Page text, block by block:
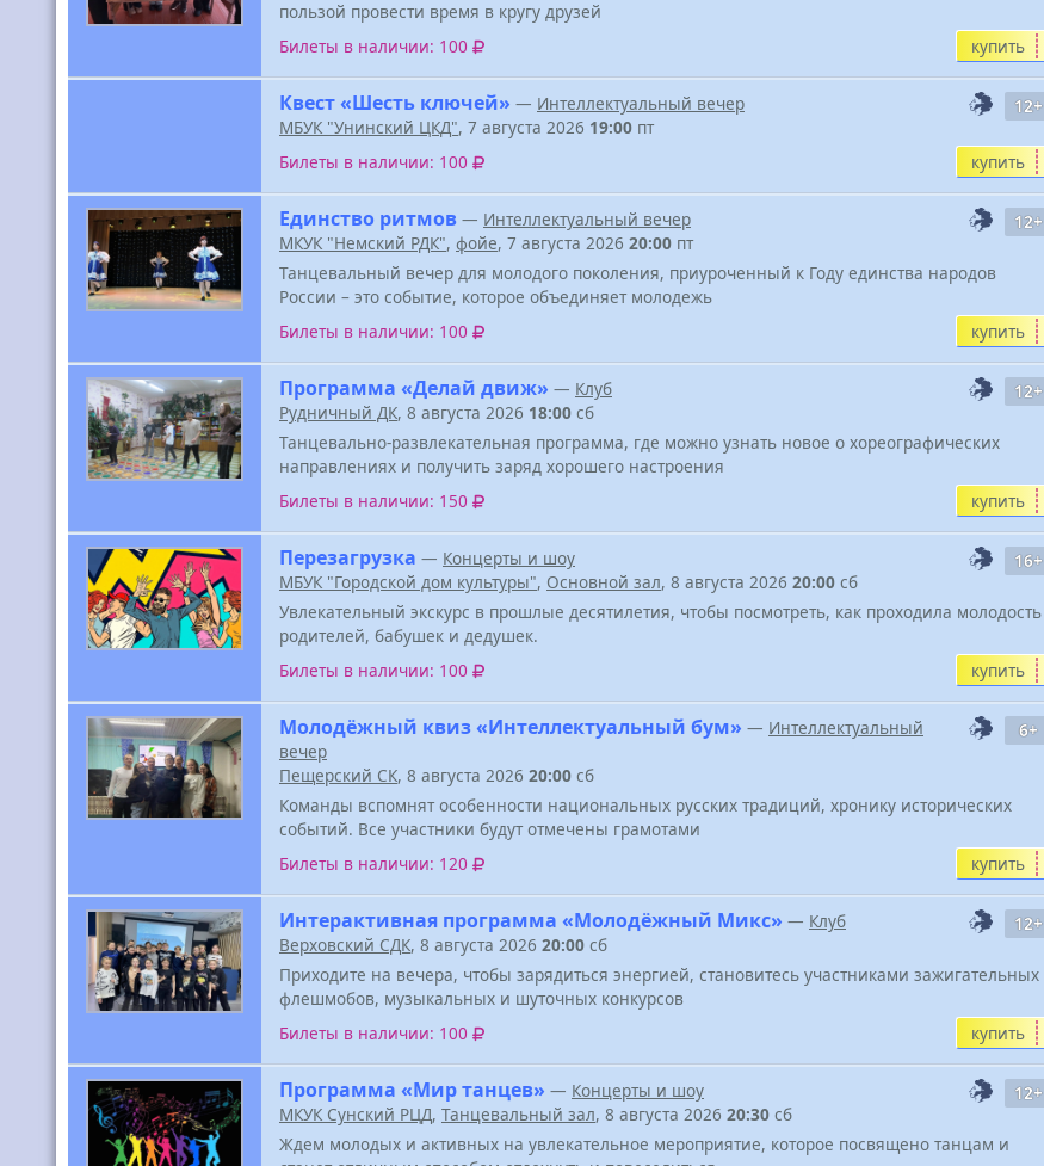
пользой провести время в кругу друзей
Билеты в наличии: 100
купить
12+
Квест «Шесть ключей» — Интеллектуальный вечер
МБУК "Унинский ЦКД", 7 августа 2026 19:00 пт
Билеты в наличии: 100
купить
12+
Единство ритмов — Интеллектуальный вечер
МКУК "Немский РДК", фойе, 7 августа 2026 20:00 пт
Танцевальный вечер для молодого поколения, приуроченный к Году единства народов
России – это событие, которое объединяет молодежь
Билеты в наличии: 100
купить
12+
Программа «Делай движ» — Клуб
Рудничный ДК, 8 августа 2026 18:00 сб
Танцевально-развлекательная программа, где можно узнать новое о хореографических
направлениях и получить заряд хорошего настроения
Билеты в наличии: 150
купить
16+
Перезагрузка — Концерты и шоу
МБУК "Городской дом культуры", Основной зал, 8 августа 2026 20:00 сб
Увлекательный экскурс в прошлые десятилетия, чтобы посмотреть, как проходила молодость
родителей, бабушек и дедушек.
Билеты в наличии: 100
купить
6+
Молодёжный квиз «Интеллектуальный бум» — Интеллектуальный
вечер
Пещерский СК, 8 августа 2026 20:00 сб
Команды вспомнят особенности национальных русских традиций, хронику исторических
событий. Все участники будут отмечены грамотами
Билеты в наличии: 120
купить
12+
Интерактивная программа «Молодёжный Микс» — Клуб
Верховский СДК, 8 августа 2026 20:00 сб
Приходите на вечера, чтобы зарядиться энергией, становитесь участниками зажигательных
флешмобов, музыкальных и шуточных конкурсов
Билеты в наличии: 100
купить
12+
Программа «Мир танцев» — Концерты и шоу
МКУК Сунский РЦД, Танцевальный зал, 8 августа 2026 20:30 сб
Ждем молодых и активных на увлекательное мероприятие, которое посвящено танцам и